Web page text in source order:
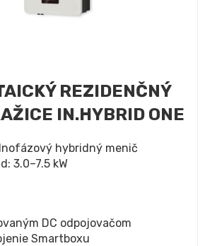
REZIDENČNÝ
IN.HYBRID ONE
hybridný menič
3.0–7.5 kW
DC odpojovačom
Smartboxu